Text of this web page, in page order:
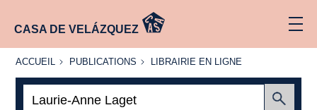
CASA DE VELÁZQUEZ
ACCUEIL
ACCUEIL PUBLICATIONS
PUBLICATIONS
LIBRAIRIE
LIBRAIRIE EN LIGNE